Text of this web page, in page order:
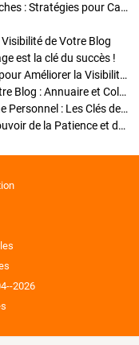
Enrichir Vos Articles avec des Contenus Riches : Stratégies pour Captiver et Optimiser
de Votre Blog
est la clé du succès !
Optimisation SEO des Articles : Stratégies pour Améliorer la Visibilité de Votre Blog
Stratégies pour améliorer la visibilité de votre Blog : Annuaire et Collaborations
Pourquoi Investir dans un Nom de Domaine Personnel : Les Clés de la Réussite de Votre Blog
Comment Faire Émerger Votre Blog : Le Pouvoir de la Patience et de la Persévérance
2026